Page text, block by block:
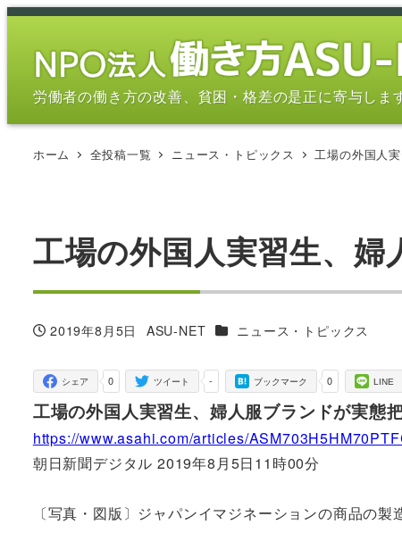
メ
労働者の働き方の改善、貧困・格差の是正に寄与しま
ホーム 全投稿一覧 ニュース・トピックス 工場の外国人
工場の外国人実習生、婦
投稿日
2019年8月5日
著
ASU-NET カテゴリー
ニュース・トピックス
0
シェア -
ツイート 0
ブックマーク LINE
工場の外国人実習生、婦人服ブランドが実態
https://www.asahi.com/articles/
朝日新聞デジタル 2019年8月5日11時00分
〔写真・図版〕ジャパンイマジネーションの商品の製